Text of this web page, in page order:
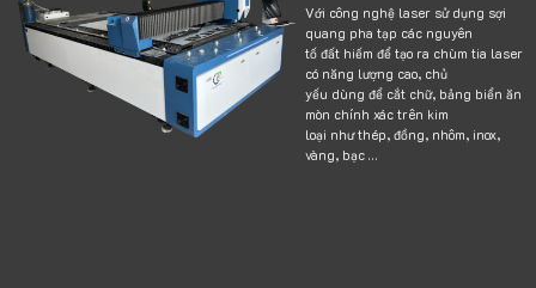
Với công nghệ laser sử dụng sợi
quang pha tạp các nguyên
tố đất hiếm để tạo ra chùm tia laser
có năng lượng cao, chủ
yếu dùng để cắt chữ, bảng biển ăn
mòn chính xác trên kim
loại như thép, đồng, nhôm, inox,
vàng, bạc …